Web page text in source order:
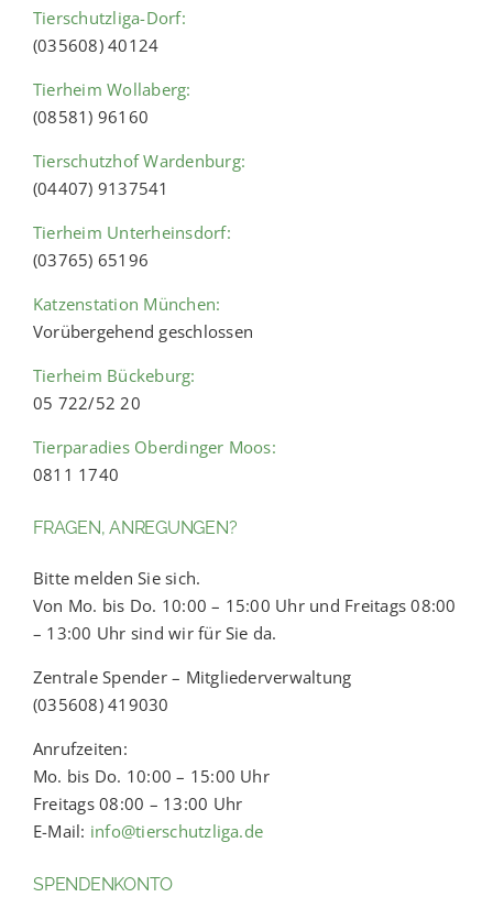
Tierschutzliga-Dorf:
(035608) 40124
Tierheim Wollaberg:
(08581) 96160
Tierschutzhof Wardenburg:
(04407) 9137541
Tierheim Unterheinsdorf:
(03765) 65196
Katzenstation München:
Vorübergehend geschlossen
Tierheim Bückeburg:
05 722/52 20
Tierparadies Oberdinger Moos:
0811 1740
FRAGEN, ANREGUNGEN?
Bitte melden Sie sich.
Von Mo. bis Do. 10:00 – 15:00 Uhr und Freitags 08:00
– 13:00 Uhr sind wir für Sie da.
Zentrale Spender – Mitgliederverwaltung
(035608) 419030
Anrufzeiten:
Mo. bis Do. 10:00 – 15:00 Uhr
Freitags 08:00 – 13:00 Uhr
E-Mail: info@tierschutzliga.de
SPENDENKONTO